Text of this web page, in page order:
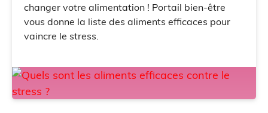
changer votre alimentation ! Portail bien-être
vous donne la liste des aliments efficaces pour
vaincre le stress.